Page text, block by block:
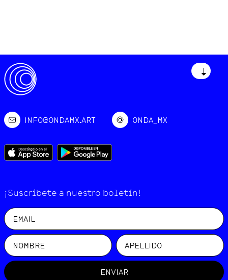
↓
INFO@ONDAMX.ART ONDA_MX
¡Suscríbete a nuestro boletín!
ENVIAR